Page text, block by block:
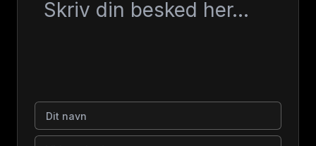
Dit navn
Virksomhed